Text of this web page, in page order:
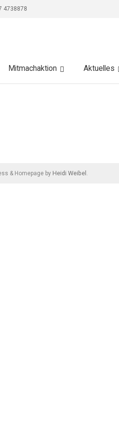
4738878
Mitmachaktion Aktuelles
& Homepage by Heidi Weibel .